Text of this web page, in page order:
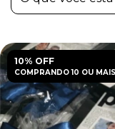
10% OFF
COMPRANDO 10 OU MAIS